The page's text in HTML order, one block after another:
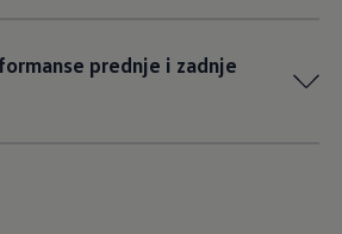
prednje i zadnje